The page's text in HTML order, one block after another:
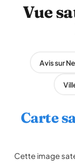
Vue
Avis sur
Carte
Cette image